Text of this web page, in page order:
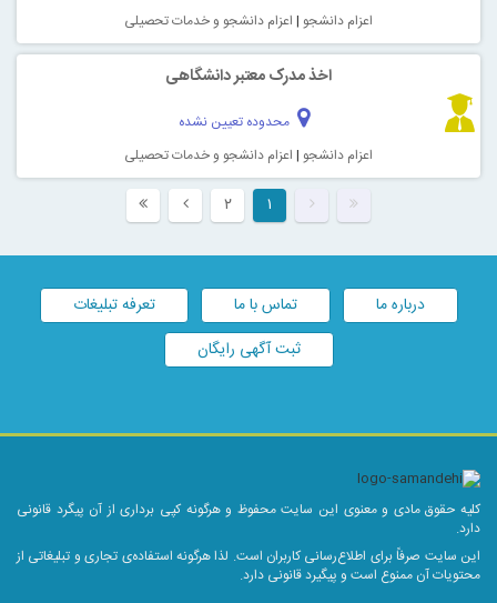
اعزام دانشجو | اعزام دانشجو و خدمات تحصیلی
اخذ مدرک معتبر دانشگاهی
محدوده تعیین نشده
اعزام دانشجو | اعزام دانشجو و خدمات تحصیلی
۱ ۲
درباره ما تماس با ما
تعرفه تبلیغات
ثبت آگهی رایگان
کلیه حقوق مادی و معنوی این سایت محفوظ و هرگونه کپی برداری از آن پیگرد قانونی
دارد.
این سایت صرفاً برای اطلاع‌رسانی کاربران است. لذا هرگونه استفاده‌ی تجاری و تبلیغاتی از
محتویات آن ممنوع است و پیگیرد قانونی دارد.